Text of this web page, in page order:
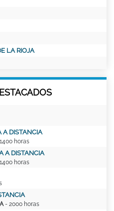
LA RIOJA
A DISTANCIA
horas
A DISTANCIA
horas
- 2000 horas